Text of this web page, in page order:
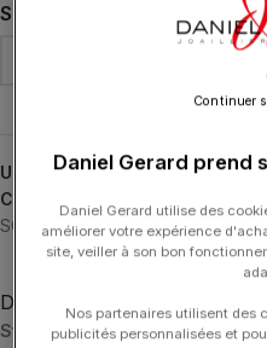
SUPPORT DE MONTRE
UGS :
02072.MCSIL-1
Catégories :
SCATOLA DEL TEMPO
Description
Standard:
Daniel Gerard prend
Daniel Gerard utilise des
améliorer votre expérience
site, veiller à son bon
Nos partenaires utilisent des
publicités personnalisées et
Continuer